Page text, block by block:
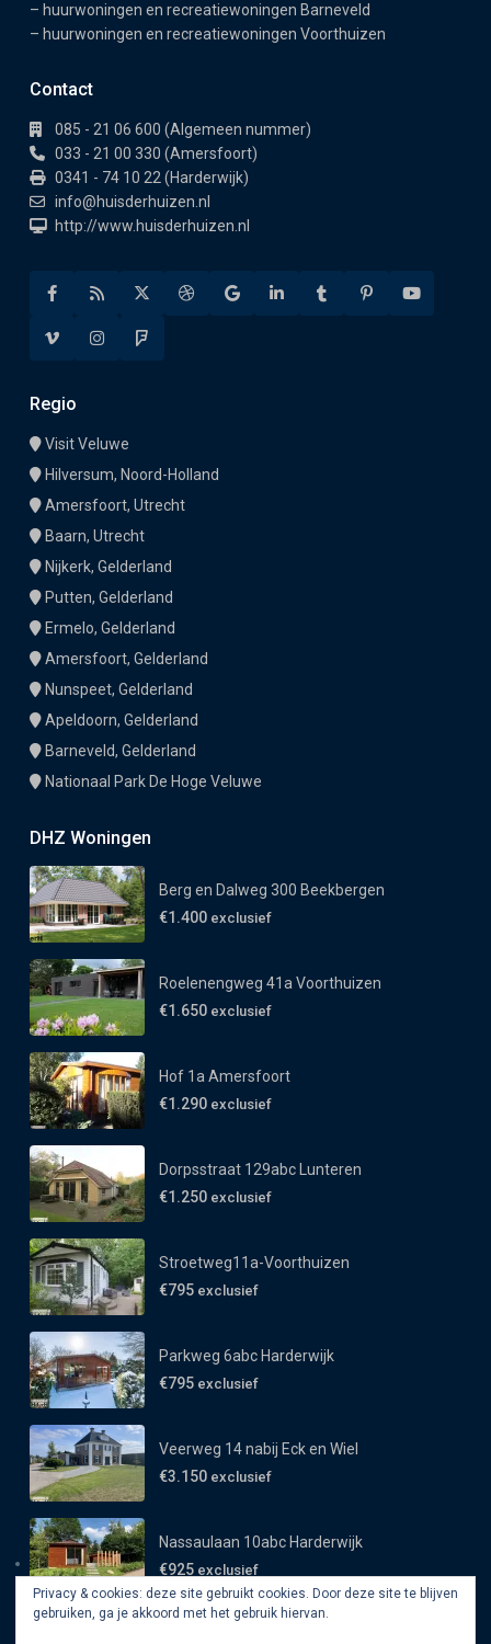
– huurwoningen en recreatiewoningen Barneveld
– huurwoningen en recreatiewoningen Voorthuizen
Contact
085 - 21 06 600 (Algemeen nummer)
033 - 21 00 330 (Amersfoort)
0341 - 74 10 22 (Harderwijk)
info@huisderhuizen.nl
http://www.huisderhuizen.nl
Regio
Visit Veluwe
Hilversum, Noord-Holland
Amersfoort, Utrecht
Baarn, Utrecht
Nijkerk, Gelderland
Putten, Gelderland
Ermelo, Gelderland
Amersfoort, Gelderland
Nunspeet, Gelderland
Apeldoorn, Gelderland
Barneveld, Gelderland
Nationaal Park De Hoge Veluwe
DHZ Woningen
Berg en Dalweg 300 Beekbergen
€1.400 exclusief
Roelenengweg 41a Voorthuizen
€1.650 exclusief
Hof 1a Amersfoort
€1.290 exclusief
Dorpsstraat 129abc Lunteren
€1.250 exclusief
Stroetweg11a-Voorthuizen
€795 exclusief
Parkweg 6abc Harderwijk
€795 exclusief
Veerweg 14 nabij Eck en Wiel
€3.150 exclusief
Nassaulaan 10abc Harderwijk
€925 exclusief
Privacy & cookies: deze site gebruikt cookies. Door deze site te blijven
gebruiken, ga je akkoord met het gebruik hiervan.